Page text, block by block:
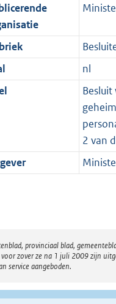
nl
2 van
provinciaal blad,
zover ze na 1 juli 2009 zijn
service aangeboden.